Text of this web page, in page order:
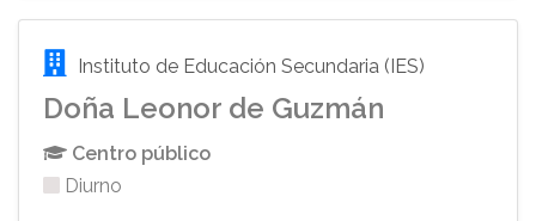
Instituto de Educación Secundaria (IES)
Doña Leonor de Guzmán
Centro público
Diurno